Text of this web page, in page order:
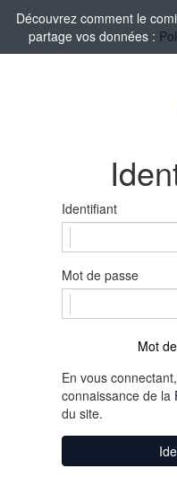
Découvrez comment le
partage vos données :
Identifiant
Mot de passe
Mot
En vous
connaissance de la
du site.